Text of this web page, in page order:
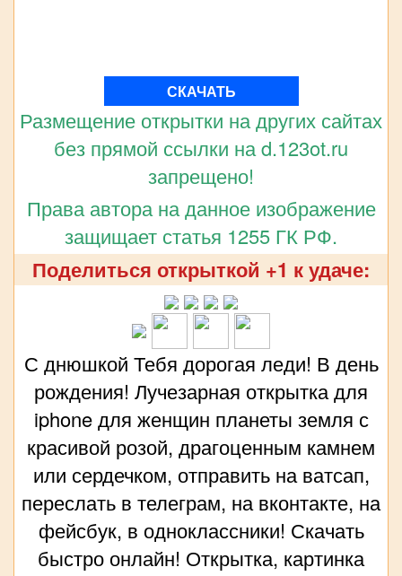
СКАЧАТЬ
Размещение открытки на других сайтах
без прямой ссылки на d.123ot.ru
запрещено!
Права автора на данное изображение
защищает статья 1255 ГК РФ.
Поделиться открыткой +1 к удаче:
С днюшкой Тебя дорогая леди! В день
рождения! Лучезарная открытка для
iphone для женщин планеты земля с
красивой розой, драгоценным камнем
или сердечком, отправить на ватсап,
переслать в телеграм, на вконтакте, на
фейсбук, в одноклассники! Скачать
быстро онлайн! Открытка, картинка